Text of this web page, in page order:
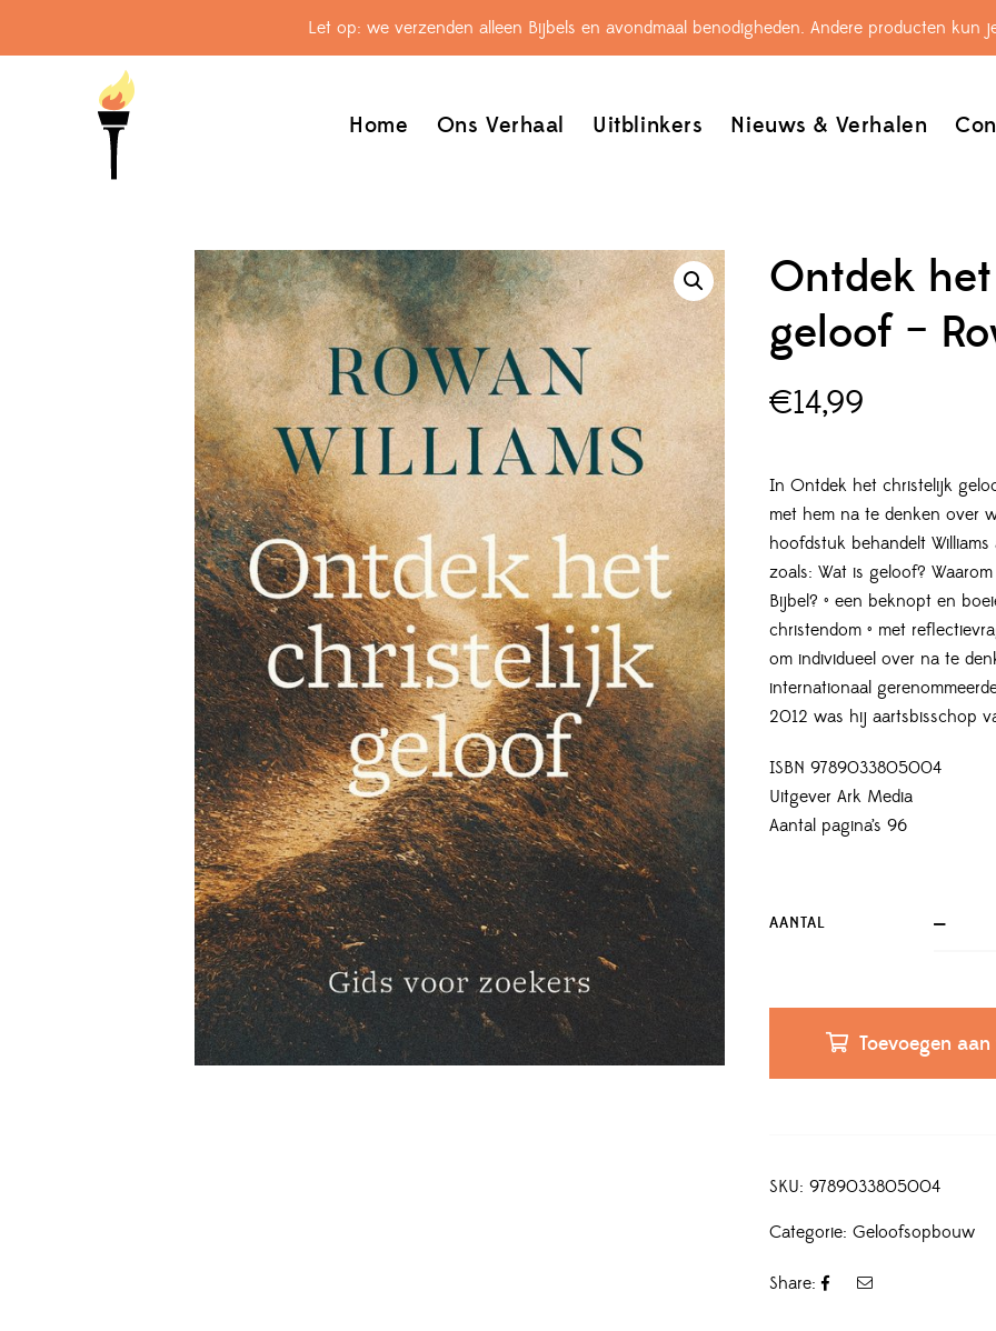
Let op: we verzenden alleen Bijbels en avondmaal benodigheden. Andere producten kun
Home Ons Verhaal Uitblinkers Nieuws & Verhalen
Ontdek
geloof –
€14,99
In Ontdek het christelijk
met hem na te denken over
hoofdstuk behandelt
zoals: Wat is geloof?
Bijbel? • een beknopt en
christendom • met
om individueel over na te
internationaal
2012 was hij aartsbisschop
ISBN 9789033805004
Uitgever Ark Media
Aantal pagina’s 96
AANTAL
Toevoegen
SKU: 9789033805004
Categorie: Geloofsopbouw
Share: